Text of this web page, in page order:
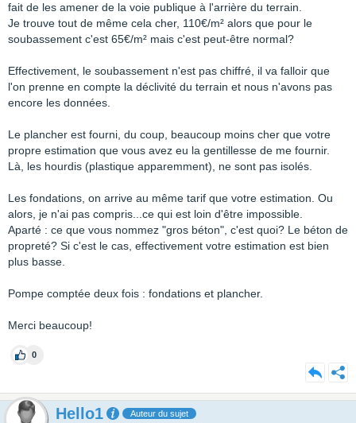
fait de les amener de la voie publique à l'arrière du terrain.
Je trouve tout de même cela cher, 110€/m² alors que pour le
soubassement c'est 65€/m² mais c'est peut-être normal?
Effectivement, le soubassement n'est pas chiffré, il va falloir que
l'on prenne en compte la déclivité du terrain et nous n'avons pas
encore les données.
Le plancher est fourni, du coup, beaucoup moins cher que votre
propre estimation que vous avez eu la gentillesse de me fournir.
Là, les hourdis (plastique apparemment), ne sont pas isolés.
Les fondations, on arrive au même tarif que votre estimation. Ou
alors, je n'ai pas compris...ce qui est loin d'être impossible.
Aparté : ce que vous nommez "gros béton", c'est quoi? Le béton de
propreté? Si c'est le cas, effectivement votre estimation est bien
plus basse.
Pompe comptée deux fois : fondations et plancher.
Merci beaucoup!
0
Hello1 Auteur du sujet